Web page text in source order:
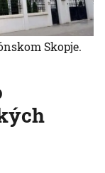
Skopje.